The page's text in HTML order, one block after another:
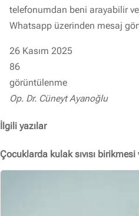
telefonumdan beni arayabilir
Whatsapp üzerinden mesaj
26 Kasım 2025
86
görüntülenme
Op. Dr. Cüneyt Ayanoğlu
İlgili yazılar
Çocuklarda kulak sıvısı